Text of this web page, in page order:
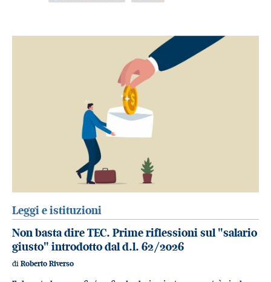
Leggi e istituzioni
Non basta dire TEC. Prime riflessioni sul "salario
giusto" introdotto dal d.l. 62/2026
di Roberto Riverso